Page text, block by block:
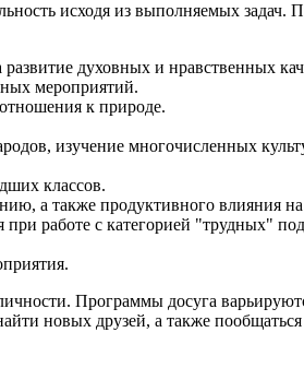
исходя из выполняемых
духовных и нравственных
мероприятий.
к природе.
изучение многочисленных
классов.
а также продуктивного влияния
работе с категорией "трудных"
Программы досуга
новых друзей, а также